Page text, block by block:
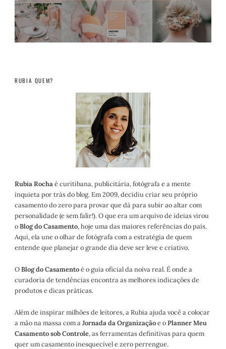
RUBIA QUEM?
Rubia Rochaé curitibana, publicitária, fotógrafa e a mente
inquieta por trás do blog. Em 2009, decidiu criar seu próprio
casamento do zero para provar que dá para subir ao altar com
personalidade (e sem falir!). O que era um arquivo de ideias virou
oBlog do Casamento, hoje uma das maiores referências do país.
Aqui, ela une o olhar de fotógrafa com a estratégia de quem
entende que planejar o grande dia deve ser leve e criativo.
OBlog do Casamentoé o guia oficial da noiva real. É onde a
curadoria de tendências encontra as melhores indicações de
produtos e dicas práticas.
Além de inspirar milhões de leitores, a Rubia ajuda você a colocar
a mão na massa com aJornada da Organizaçãoe oPlanner Meu
Casamento sob Controle, as ferramentas definitivas para quem
quer um casamento inesquecível e zero perrengue.